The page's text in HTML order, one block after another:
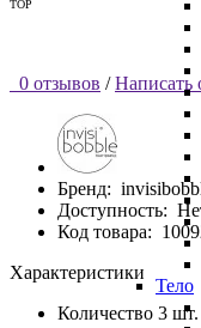
Тело
TOP
0 отзывов / Написать
Бренд:
Доступность:
Код товара:
Характеристики
Количество 3 шт.